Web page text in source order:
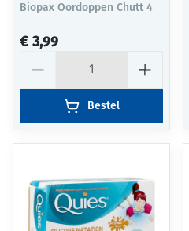
Biopax Oordoppen Chutt 4
€ 3,99
Bestel